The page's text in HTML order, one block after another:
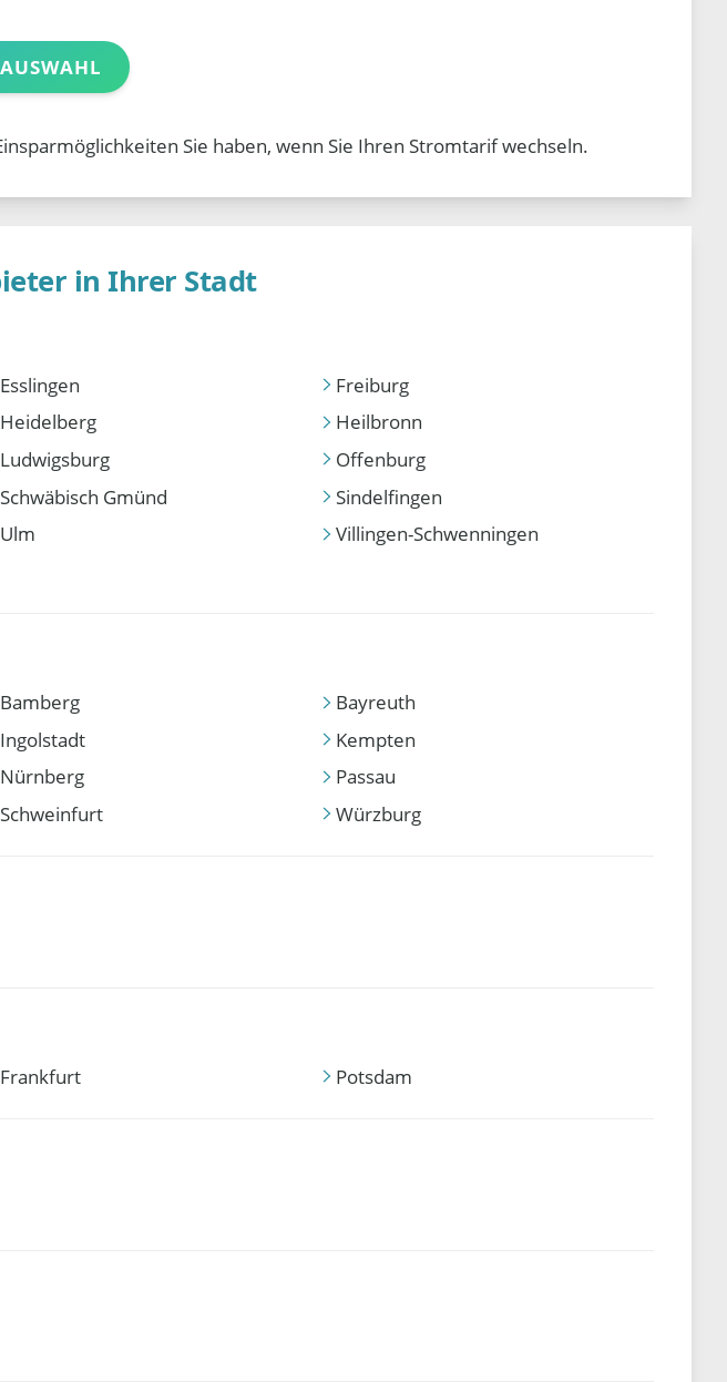
Sie haben, wenn Sie Ihren Stromtarif wechseln.
in Ihrer Stadt
Esslingen
Freiburg
Heidelberg
Heilbronn
Ludwigsburg
Offenburg
Schwäbisch Gmünd
Sindelfingen
Ulm
Villingen-Schwenningen
Bamberg
Bayreuth
Ingolstadt
Kempten
Nürnberg
Passau
Schweinfurt Würzburg
Frankfurt Potsdam